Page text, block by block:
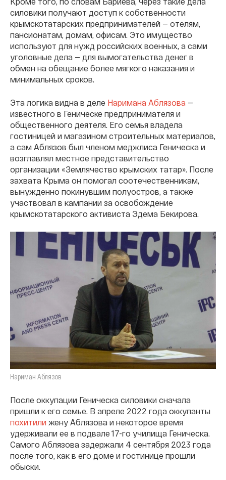
силовики получают доступ к собственности
крымскотатарских предпринимателей — отелям,
пансионатам, домам, офисам. Это имущество
используют для нужд российских военных, а сами
уголовные дела — для вымогательства денег в
обмен на обещание более мягкого наказания и
минимальных сроков.
Эта логика видна в деле Наримана Аблязова —
известного в Геническе предпринимателя и
общественного деятеля. Его семья владела
гостиницей и магазином строительных материалов,
а сам Аблязов был членом меджлиса Геническа и
возглавлял местное представительство
организации «Землячество крымских татар». После
захвата Крыма он помогал соотечественникам,
вынужденно покинувшим полуостров, а также
участвовал в кампании за освобождение
крымскотатарского активиста Эдема Бекирова.
Нариман Аблязов
После оккупации Геническа силовики сначала
пришли к его семье. В апреле 2022 года оккупанты
похитили жену Аблязова и некоторое время
удерживали ее в подвале 17-го училища Геническа.
Самого Аблязова задержали 4 сентября 2023 года
после того, как в его доме и гостинице прошли
обыски.